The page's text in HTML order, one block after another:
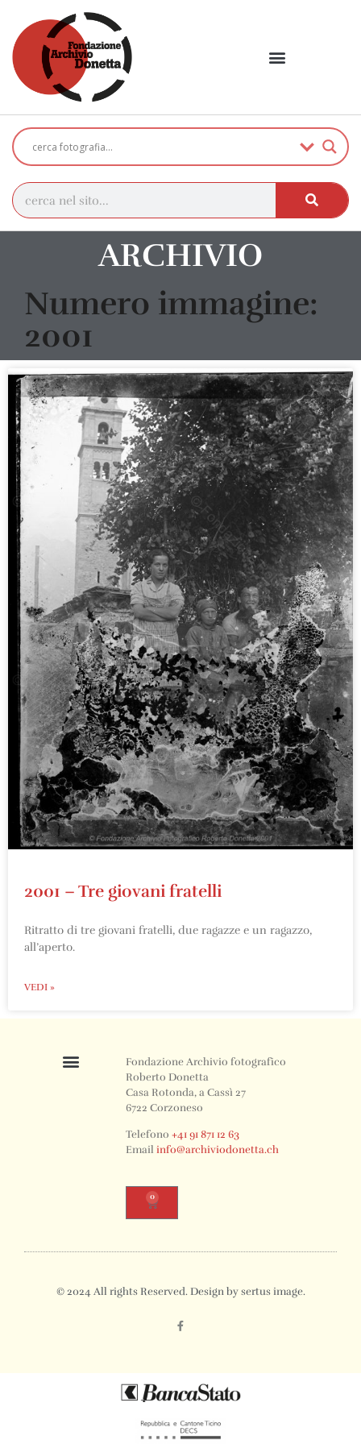
ARCHIVIO
Numero immagine:
2001
2001 – Tre giovani fratelli
Ritratto di tre giovani fratelli, due ragazze e un ragazzo,
all’aperto.
VEDI »
Fondazione Archivio fotografico
Roberto Donetta
Casa Rotonda, a Cassì 27
6722 Corzoneso
Telefono+41 91 871 12 63
Emailinfo@archiviodonetta.ch
0
© 2024 All rights Reserved. Design by sertus image.